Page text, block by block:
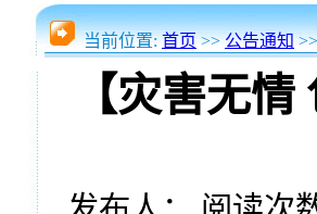
当前位置:首页>>公告通知
【灾害无